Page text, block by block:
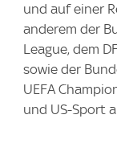
und auf einer
anderem der
League, dem
sowie der
UEFA
und US-Sport